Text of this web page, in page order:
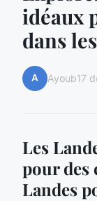
idéaux
dans
A Ayoub17
Les
pour des
Landes